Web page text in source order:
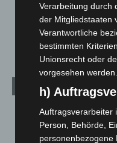
Hannover Klassik Open
Maschpark
2. August 2026
Kategorien
Blaulicht
Corona-News
Verarbeitung durch
der Mitgliedstaaten
Verantwortliche
bestimmten
Unionsrecht oder
vorgesehen werden.
h)
Auftragsverarbeiter
Person, Behörde,
personenbezogene